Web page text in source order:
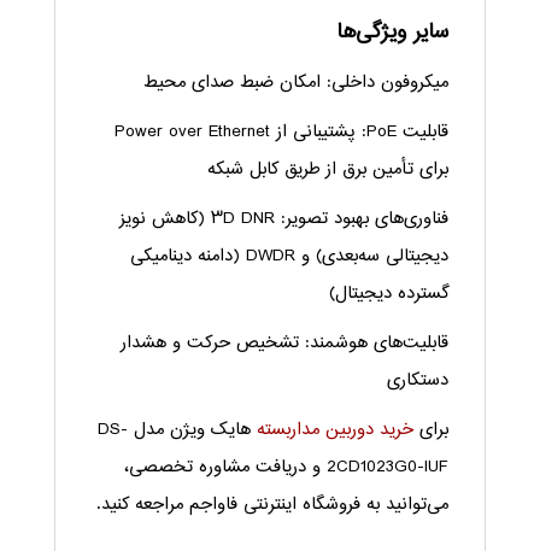
سایر ویژگی‌ها
میکروفون داخلی: امکان ضبط صدای محیط
قابلیت PoE: پشتیبانی از Power over Ethernet
برای تأمین برق از طریق کابل شبکه
فناوری‌های بهبود تصویر: ۳D DNR (کاهش نویز
دیجیتالی سه‌بعدی) و DWDR (دامنه دینامیکی
گسترده دیجیتال)
قابلیت‌های هوشمند: تشخیص حرکت و هشدار
دستکاری
برای خرید دوربین مداربسته
هایک ویژن مدل DS-
2CD1023G0-IUF و دریافت مشاوره تخصصی،
می‌توانید به فروشگاه اینترنتی فاواجم مراجعه کنید.